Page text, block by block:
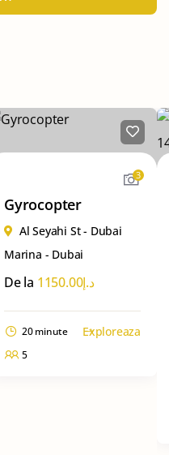
3
Gyrocopter
Al Seyahi St - Dubai
Marina - Dubai
De la د.إ1150.00
20 minute
5
Exploreaza